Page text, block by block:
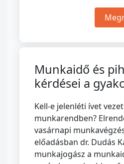
Munkaidő és
kérdései a
Kell-e jelenléti ívet
munkarendben?
vasárnapi
előadásban dr. Dudás
munkajogász a